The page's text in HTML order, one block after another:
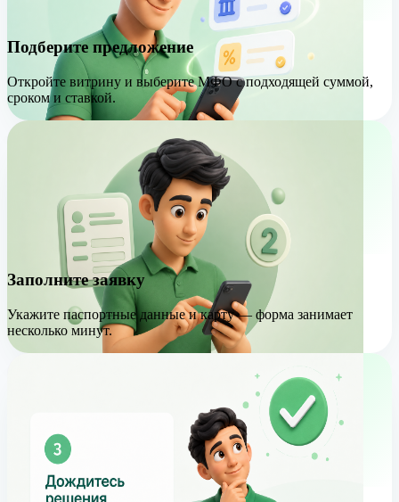
Подберите предложение
Откройте витрину и выберите МФО с подходящей суммой,
сроком и ставкой.
Заполните заявку
Укажите паспортные данные и карту — форма занимает
несколько минут.